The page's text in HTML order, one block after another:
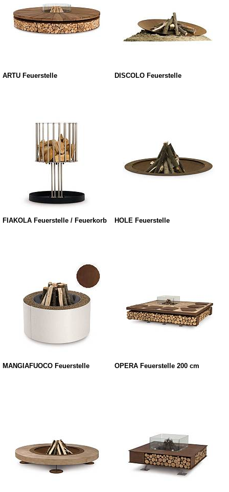
ARTU Feuerstelle DISCOLO Feuerstelle
FIAKOLA Feuerstelle / Feuerkorb HOLE Feuerstelle
MANGIAFUOCO Feuerstelle OPERA Feuerstelle 200 cm